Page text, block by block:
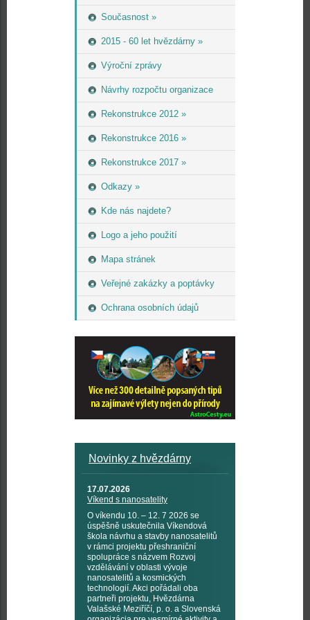
Současnost »
2015 - 60 let hvězdárny »
Výroční zprávy
Návrhy rozpočtu organizace
Rekonstrukce 2012 »
Rekonstrukce 2016 »
Rekonstrukce 2017 »
Odkazy »
Kde nás najdete?
Logo a jeho použití
Mapa stránek
Veřejné zakázky a poptávky
Ochrana osobních údajů
Novinky z hvězdárny
17.07.2026
Víkend s nanosatelity
O víkendu 10. – 12. 7 2026 se
úspěšně uskutečnila Víkendová
škola návrhu a stavby nanosatelitů
v rámci projektu přeshraniční
spolupráce s názvem Rozvoj
vzdělávání v oblasti vývoje
nanosatelitů a kosmických
technologií. Akci pořádali oba
partneři projektu, Hvězdárna
Valašské Meziříčí, p. o. a Slovenská